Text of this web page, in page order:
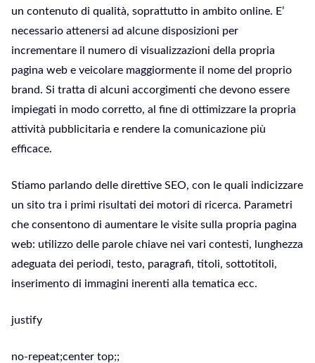
un contenuto di qualità, soprattutto in ambito online. E’
necessario attenersi ad alcune disposizioni per
incrementare il numero di visualizzazioni della propria
pagina web e veicolare maggiormente il nome del proprio
brand. Si tratta di alcuni accorgimenti che devono essere
impiegati in modo corretto, al fine di ottimizzare la propria
attività pubblicitaria e rendere la comunicazione più
efficace.
Stiamo parlando delle direttive SEO, con le quali indicizzare
un sito tra i primi risultati dei motori di ricerca. Parametri
che consentono di aumentare le visite sulla propria pagina
web: utilizzo delle parole chiave nei vari contesti, lunghezza
adeguata dei periodi, testo, paragrafi, titoli, sottotitoli,
inserimento di immagini inerenti alla tematica ecc.
justify
no-repeat;center top;;